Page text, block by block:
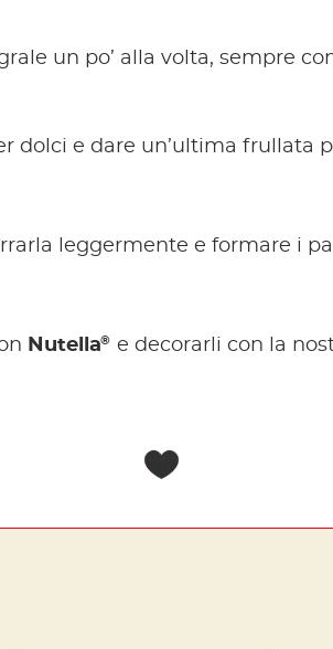
un po’ alla volta, sempre
dolci e dare un’ultima frullata
leggermente e formare i
Nutella® e decorarli con la